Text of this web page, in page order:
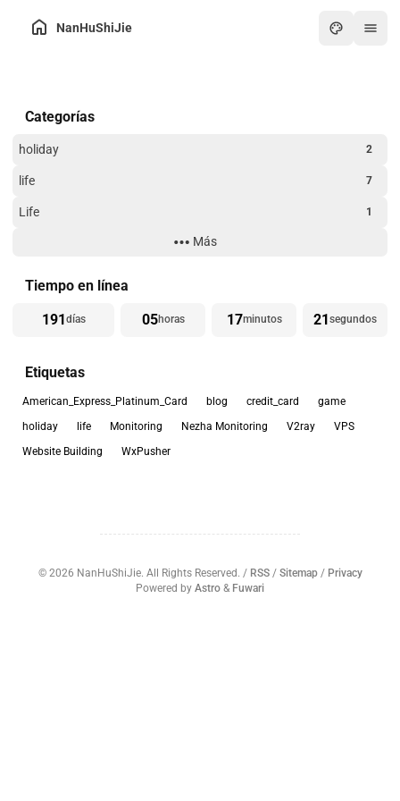
NanHuShiJie
Categorías
holiday 2
life 7
Life 1
Más
Tiempo en línea
191días 05horas 17minutos 21segundos
Etiquetas
American_Express_Platinum_Card blog credit_card
game
holiday
life Monitoring Nezha Monitoring V2ray
VPS
Website Building
WxPusher
© 2026 NanHuShiJie. All Rights Reserved. / RSS/ Sitemap/ Privacy
Powered by Astro & Fuwari